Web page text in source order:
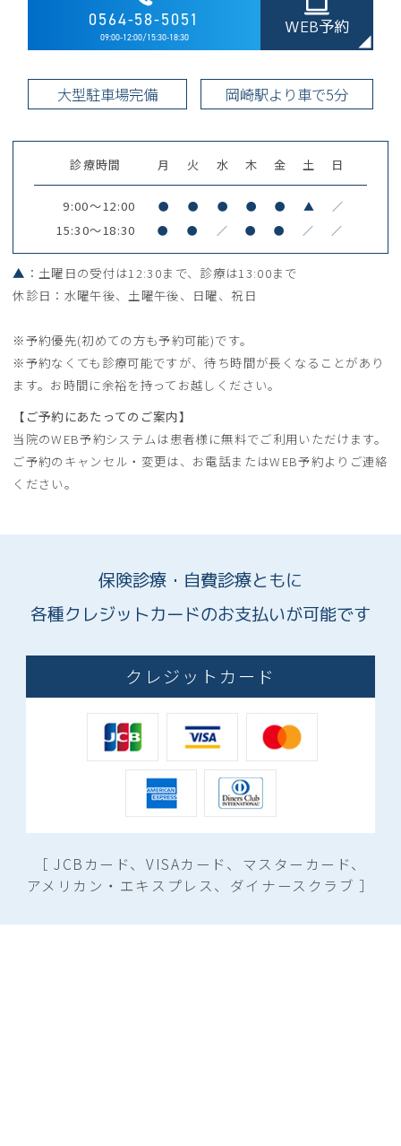
0564-58-5051
09:00-12:00/15:30-18:30 WEB予約
大型駐車場完備 岡崎駅より車で5分
診療時間 月 火 水 木 金 土 日
9:00～12:00 ● ● ● ● ● ▲ ／
15:30～18:30 ● ● ／ ● ● ／ ／
▲ ：土曜日の受付は12:30まで、診療は13:00まで
休診日：水曜午後、土曜午後、日曜、祝日
※予約優先(初めての方も予約可能)です。
※予約なくても診療可能ですが、待ち時間が長くなることがあり
ます。お時間に余裕を持ってお越しください。
【ご予約にあたってのご案内】
当院のWEB予約システムは患者様に無料でご利用いただけます。
ご予約のキャンセル・変更は、お電話またはWEB予約よりご連絡
ください。
保険診療・自費診療ともに
各種クレジットカードのお支払いが可能です
クレジットカード
［ JCBカード、VISAカード、マスターカード、
アメリカン・エキスプレス、ダイナースクラブ ］